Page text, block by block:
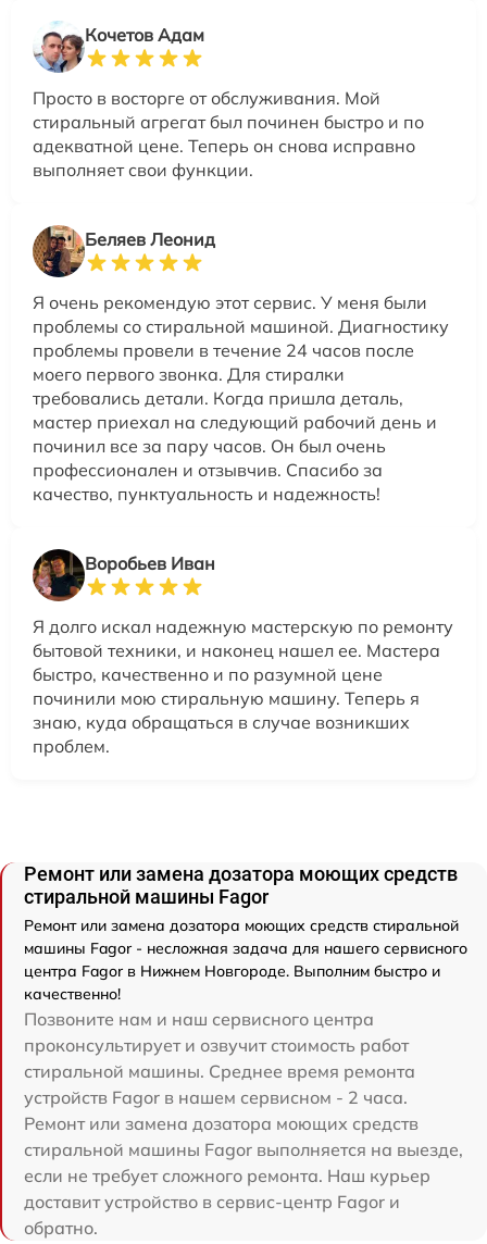
Кочетов Адам
Просто в восторге от обслуживания. Мой
стиральный агрегат был починен быстро и по
адекватной цене. Теперь он снова исправно
выполняет свои функции.
Беляев Леонид
Я очень рекомендую этот сервис. У меня были
проблемы со стиральной машиной. Диагностику
проблемы провели в течение 24 часов после
моего первого звонка. Для стиралки
требовались детали. Когда пришла деталь,
мастер приехал на следующий рабочий день и
починил все за пару часов. Он был очень
профессионален и отзывчив. Спасибо за
качество, пунктуальность и надежность!
Воробьев Иван
Я долго искал надежную мастерскую по ремонту
бытовой техники, и наконец нашел ее. Мастера
быстро, качественно и по разумной цене
починили мою стиральную машину. Теперь я
знаю, куда обращаться в случае возникших
проблем.
Ремонт или замена дозатора моющих средств
стиральной машины Fagor
Ремонт или замена дозатора моющих средств стиральной
машины Fagor - несложная задача для нашего сервисного
центра Fagor в Нижнем Новгороде. Выполним быстро и
качественно!
Позвоните нам и наш сервисного центра
проконсультирует и озвучит стоимость работ
стиральной машины. Среднее время ремонта
устройств Fagor в нашем сервисном - 2 часа.
Ремонт или замена дозатора моющих средств
стиральной машины Fagor выполняется на выезде,
если не требует сложного ремонта. Наш курьер
доставит устройство в сервис-центр Fagor и
обратно.